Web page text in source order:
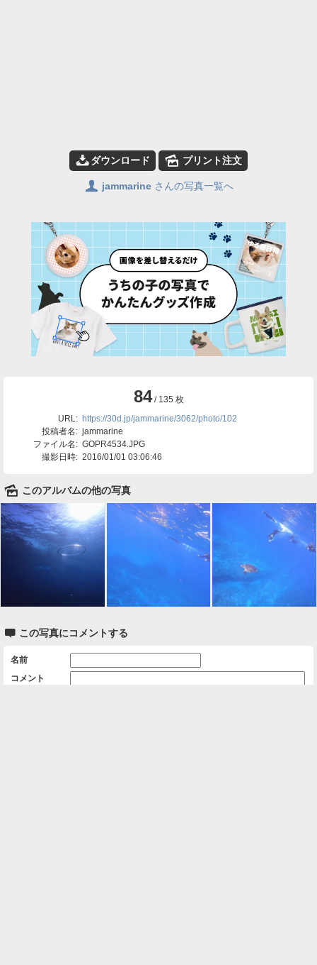
📥ダウンロード 🌄 プリント注文
👤 jammarineさんの写真一覧へ
84/ 135 枚
URL: https://30d.jp/jammarine/3062/photo/102
投稿者名: jammarine
ファイル名: GOPR4534.JPG
撮影日時: 2016/01/01 03:06:46
🌄 このアルバムの他の写真
 この写真にコメントする
名前
コメント